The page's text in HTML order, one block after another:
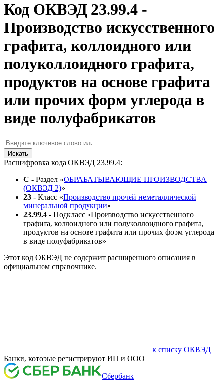
Код ОКВЭД 23.99.4 -
Производство искусственного
графита, коллоидного или
полуколлоидного графита,
продуктов на основе графита
или прочих форм углерода в
виде полуфабрикатов
Искать
Расшифровка кода ОКВЭД 23.99.4:
C - Раздел «ОБРАБАТЫВАЮЩИЕ ПРОИЗВОДСТВА
(ОКВЭД 2)»
23 - Класс «Производство прочей неметаллической
минеральной продукции»
23.99.4 - Подкласс «Производство искусственного
графита, коллоидного или полуколлоидного графита,
продуктов на основе графита или прочих форм углерода
в виде полуфабрикатов»
Этот код ОКВЭД не содержит расширенного описания в
официальном справочнике.
к списку ОКВЭД
Банки, которые регистрируют ИП и ООО
Сбербанк